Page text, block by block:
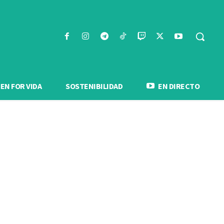
FOR VIDA SOSTENIBILIDAD EN DIRECTO